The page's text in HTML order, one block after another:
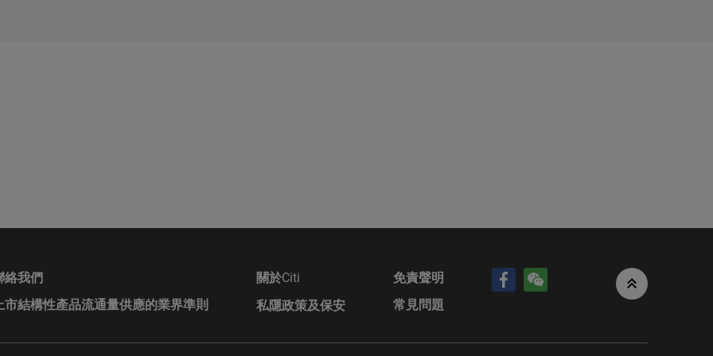
何原因）或由此而引起的各類損害承擔任何責任。此外，互聯網上或電子
電腦病毒、電腦毒蟲或其他有害成份所入侵。
港網站提供的任何個人資料均會嚴加保密，除另有明確規定者外，該等資
絡我們
上市結構性產品流通量供應的業界準則
關於Citi
私隱政策及保安
免責聲明
常見問題